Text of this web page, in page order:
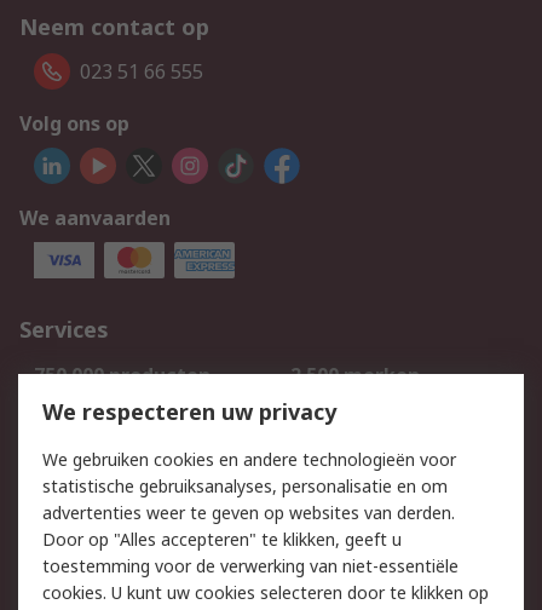
Neem contact op
023 51 66 555
Volg ons op
We aanvaarden
Services
750.000 producten
2.500 merken
Bestellen
Inkoopoplossingen
Track & Trace
Wettelijk
Cookiebeleid
Email veiligheid
We respecteren uw privacy
We gebruiken cookies en andere technologieën voor
statistische gebruiksanalyses, personalisatie en om
advertenties weer te geven op websites van derden.
Door op "Alles accepteren" te klikken, geeft u
toestemming voor de verwerking van niet-essentiële
cookies. U kunt uw cookies selecteren door te klikken op